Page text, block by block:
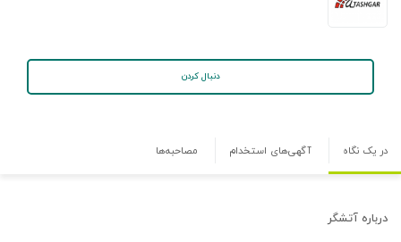
دنبال کردن
در یک نگاه آگهی‌های استخدام مصاحبه‌ها
درباره آتشگر